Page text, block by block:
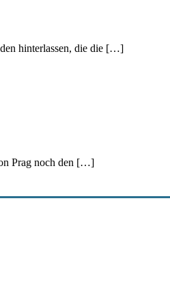
hinterlassen, die die […]
Prag noch den […]